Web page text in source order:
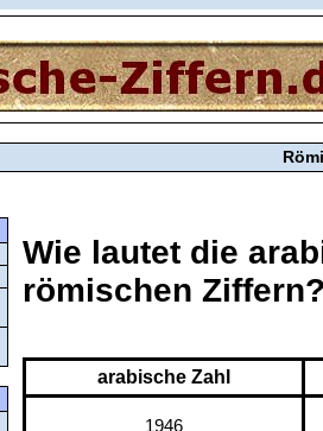
Wie lautet die
römischen
arabische Zahl
1946